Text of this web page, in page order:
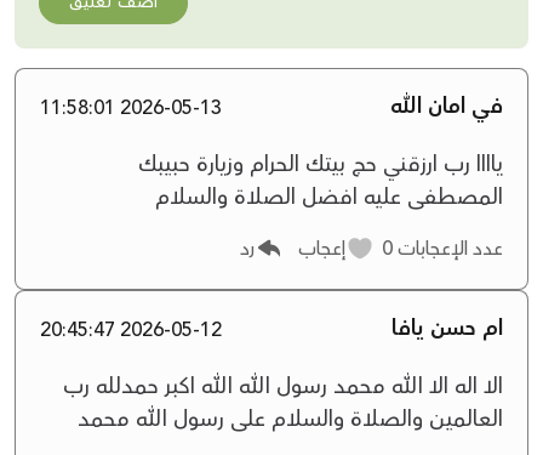
في امان الله 2026-05-13 11:58:01
ياااا رب ارزقني حج بيتك الحرام وزيارة حبيبك
المصطفى عليه افضل الصلاة والسلام
عدد الإعجابات إعجاب رد
ام حسن يافا 2026-05-12 20:45:47
الا اله الا الله محمد رسول الله الله اكبر حمدلله رب
العالمين والصلاة والسلام على رسول الله محمد